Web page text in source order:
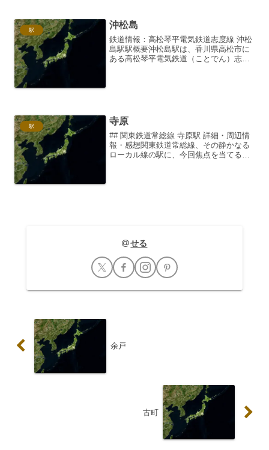
駅 沖松島
鉄道情報：高松琴平電気鉄道志度線 沖松
島駅駅概要沖松島駅は、香川県高松市に
ある高松琴平電気鉄道（ことでん）志度
駅 寺原
## 関東鉄道常総線 寺原駅 詳細・周辺情
報・感想関東鉄道常総線、その静かなる
ローカル線の駅に、今回焦点を当てるの
せる
余戸
古町